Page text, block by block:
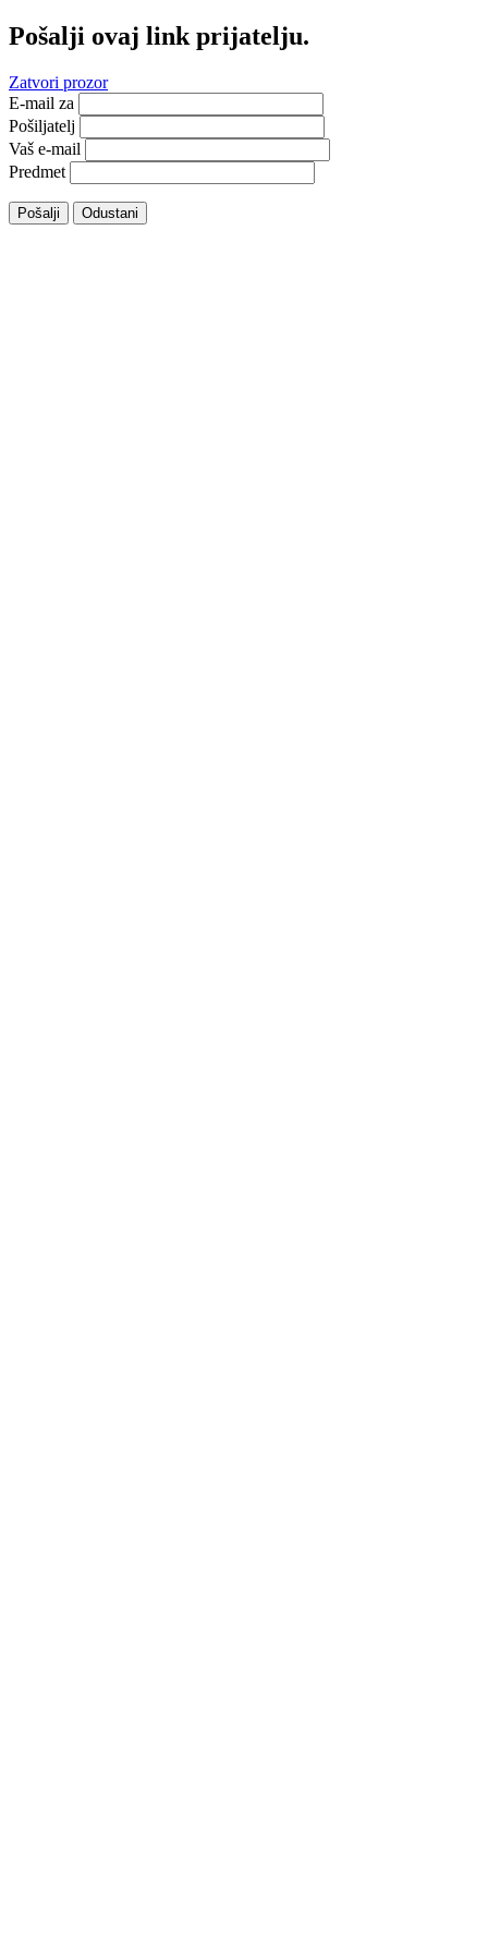
Pošalji ovaj link prijatelju.
Zatvori prozor
E-mail za
Pošiljatelj
Vaš e-mail
Predmet
Pošalji Odustani